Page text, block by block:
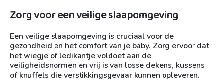
Zorg voor een veilige slaapomgeving
Een veilige slaapomgeving is cruciaal voor de
gezondheid en het comfort van je baby. Zorg ervoor dat
het wiegje of ledikantje voldoet aan de
veiligheidsnormen en vrij is van losse dekens, kussens
of knuffels die verstikkingsgevaar kunnen opleveren.